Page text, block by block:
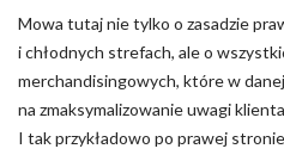
Mowa tutaj nie tylko o zasadzie
i chłodnych strefach, ale o
merchandisingowych, które w
na zmaksymalizowanie uwagi
I tak przykładowo po prawej